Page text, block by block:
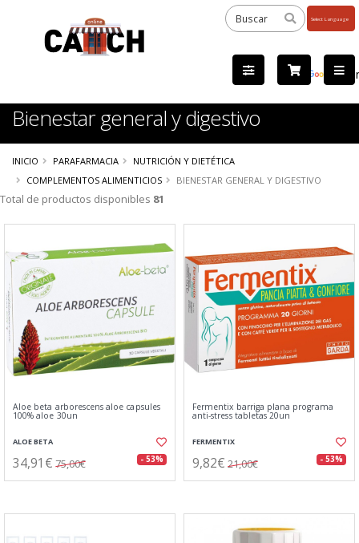
by
Bienestar general y digestivo
INICIO PARAFARMACIA
NUTRICIÓN Y DIETÉTICA
COMPLEMENTOS ALIMENTICIOS
BIENESTAR GENERAL Y DIGESTIVO
Total de productos disponibles 81
Aloe beta arborescens aloe capsules
100% aloe 30un
ALOE BETA
34,91€ 75,00€ - 53%
Fermentix barriga plana programa
anti-stress tabletas 20un
FERMENTIX
9,82€ 21,00€ - 53%